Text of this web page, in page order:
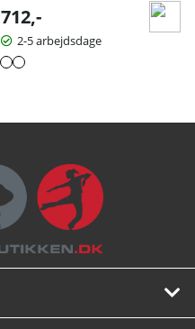
712,-
2-5 arbejdsdage